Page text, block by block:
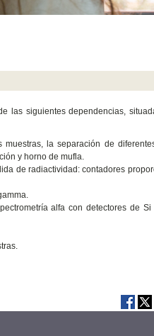
las siguientes dependencias,
la separación de
y horno de mufla.
de radiactividad: contadores
alfa con detectores de